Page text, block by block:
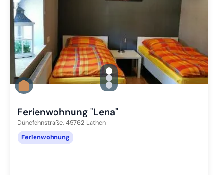
gallery.slide_selector
Zu Slide 1 wechseln
Zu Slide 2 wechseln
Zu Slide 3 wechseln
Ferienwohnung "Lena"
Dünefehnstraße, 49762 Lathen
Ferienwohnung